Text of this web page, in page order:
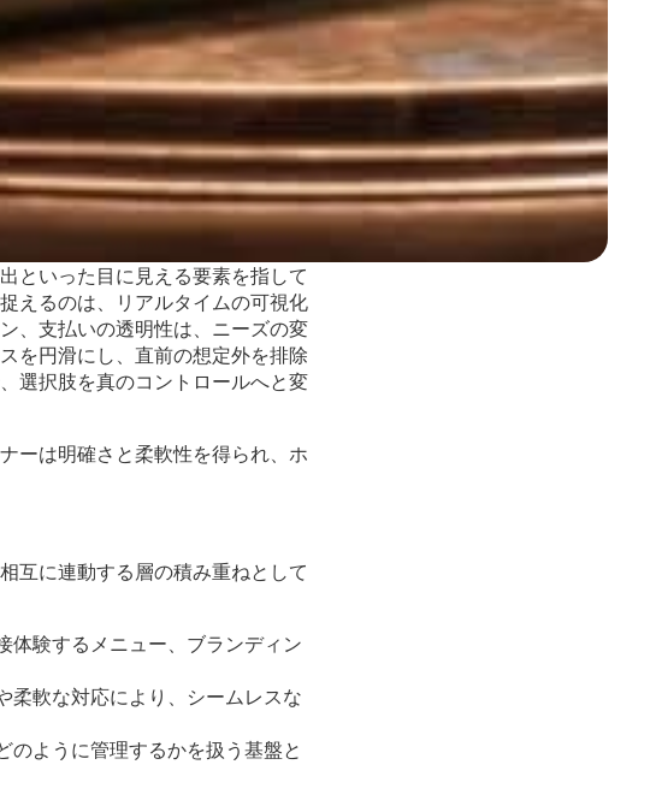
といった目に見える要素を指して
えるのは、リアルタイムの可視化
、支払いの透明性は、ニーズの変
を円滑にし、直前の想定外を排除
選択肢を真のコントロールへと変
ーは明確さと柔軟性を得られ、ホ
互に連動する層の積み重ねとして
体験するメニュー、ブランディン
柔軟な対応により、シームレスな
のように管理するかを扱う基盤と